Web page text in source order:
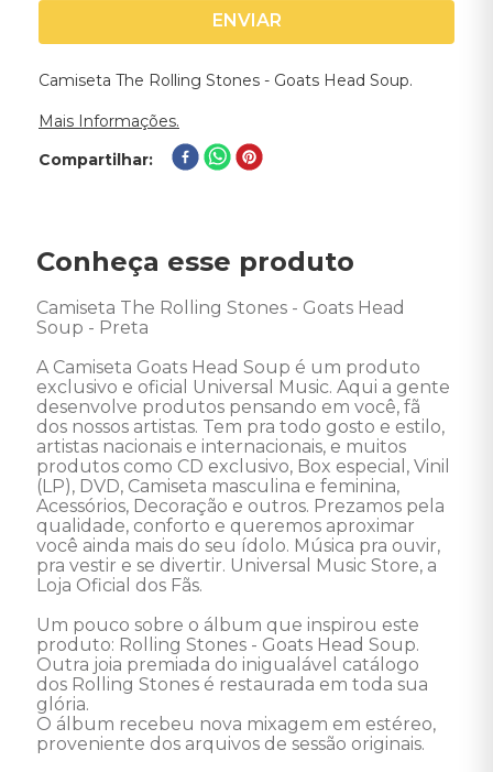
ENVIAR
Camiseta The Rolling Stones - Goats Head Soup.
Mais Informações.
Compartilhar
Conheça esse produto
Camiseta The Rolling Stones - Goats Head
Soup - Preta
A Camiseta Goats Head Soup é um produto
exclusivo e oficial Universal Music. Aqui a gente
desenvolve produtos pensando em você, fã
dos nossos artistas. Tem pra todo gosto e estilo,
artistas nacionais e internacionais, e muitos
produtos como CD exclusivo, Box especial, Vinil
(LP), DVD, Camiseta masculina e feminina,
Acessórios, Decoração e outros. Prezamos pela
qualidade, conforto e queremos aproximar
você ainda mais do seu ídolo. Música pra ouvir,
pra vestir e se divertir. Universal Music Store, a
Loja Oficial dos Fãs.
Um pouco sobre o álbum que inspirou este
produto: Rolling Stones - Goats Head Soup.
Outra joia premiada do inigualável catálogo
dos Rolling Stones é restaurada em toda sua
glória.
O álbum recebeu nova mixagem em estéreo,
proveniente dos arquivos de sessão originais.